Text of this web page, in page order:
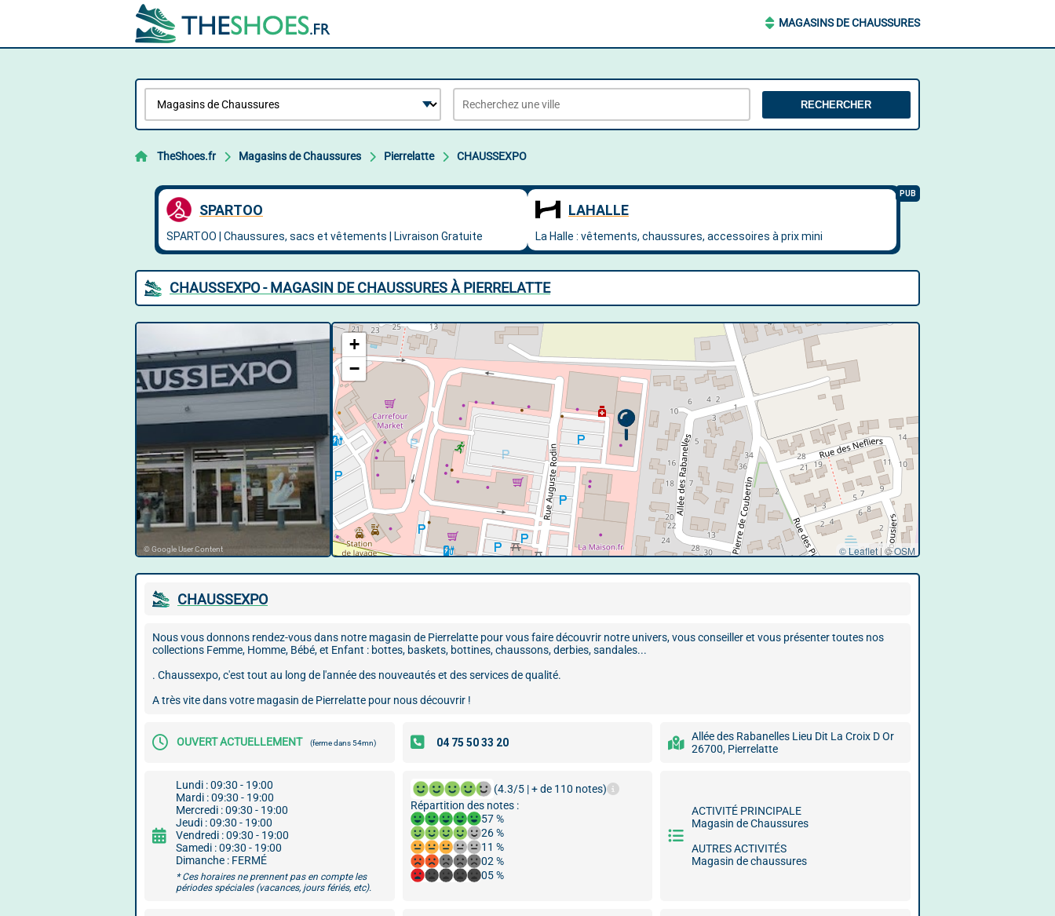
MAGASINS DE CHAUSSURES
RECHERCHER
TheShoes.fr Magasins de Chaussures Pierrelatte CHAUSSEXPO
CHAUSSEXPO - MAGASIN DE CHAUSSURES À PIERRELATTE
© Google User Content
+
−
© Leaflet|©OSM
CHAUSSEXPO
Nous vous donnons rendez-vous dans notre magasin de Pierrelatte pour vous faire découvrir notre univers, vous conseiller et vous présenter toutes nos
collections Femme, Homme, Bébé, et Enfant : bottes, baskets, bottines, chaussons, derbies, sandales...
. Chaussexpo, c'est tout au long de l'année des nouveautés et des services de qualité.
A très vite dans votre magasin de Pierrelatte pour nous découvrir !
OUVERT ACTUELLEMENT (ferme dans 54mn)
Allée des Rabanelles Lieu Dit La Croix D Or
26700, Pierrelatte
Lundi : 09:30 - 19:00
Mardi : 09:30 - 19:00
Mercredi : 09:30 - 19:00
Jeudi : 09:30 - 19:00
Vendredi : 09:30 - 19:00
Samedi : 09:30 - 19:00
Dimanche : FERMÉ
* Ces horaires ne prennent pas en compte les
périodes spéciales (vacances, jours fériés, etc).
(4.3/5 | + de 110 notes)
Répartition des notes :
57 %
26 %
11 %
02 %
05 %
ACTIVITÉ PRINCIPALE
Magasin de Chaussures
AUTRES ACTIVITÉS
Magasin de chaussures